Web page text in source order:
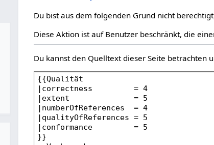
Du bist aus dem folgenden Grund nicht
Diese Aktion ist auf Benutzer beschränkt, die
Du kannst den Quelltext dieser Seite betrachten